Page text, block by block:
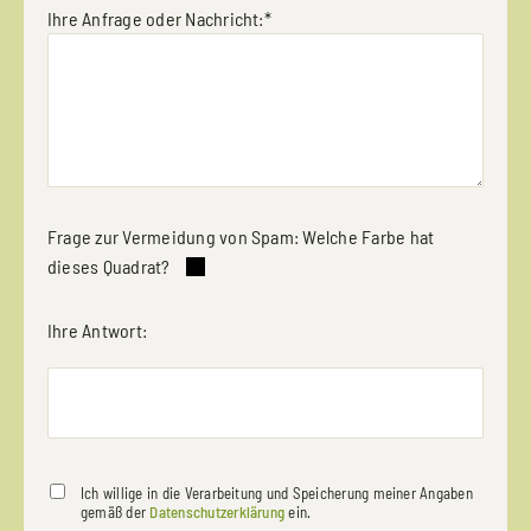
Ihre Anfrage oder Nachricht:*
Frage zur Vermeidung von Spam: Welche Farbe hat
dieses Quadrat?
Ihre Antwort:
Ich willige in die Verarbeitung und Speicherung meiner Angaben
gemäß der Datenschutzerklärungein.